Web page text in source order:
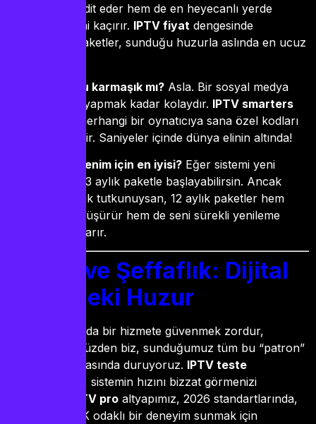
güvenliğini tehdit eder hem de en heyecanlı yerde
donarak keyfini kaçırır. IPTV fiyat dengesinde
profesyonel paketler, sunduğu huzurla aslında en ucuz
IPTV kurulumu karmaşık mı? Asla. Bir sosyal medya
hesabına giriş yapmak kadar kolaydır. IPTV smarters
veya seçtiğin herhangi bir oynatıcıya sana özel kodları
girmen yeterlidir. Saniyeler içinde dünya elinin altında!
Hangi paket benim için en iyisi? Eğer sistemi yeni
keşfediyorsan 3 aylık paketle başlayabilirsin. Ancak
gerçek bir içerik tutkunuysan, 12 aylık paketler hem
birim maliyeti düşürür hem de seni sürekli yenileme
derdinden kurtarır.
Güven ve Şeffaflık: Dijital
Evinizdeki Huzur
Modern dünyada bir hizmete güvenmek zordur,
biliyoruz. Bu yüzden biz, sunduğumuz tüm bu “patron”
kelimelerin arkasında duruyoruz. IPTV teste
imkanlarımızla, sistemin hızını bizzat görmenizi
IPTV pro altyapımız, 2026 standartlarında,
kesintisiz ve 4K odaklı bir deneyim sunmak için